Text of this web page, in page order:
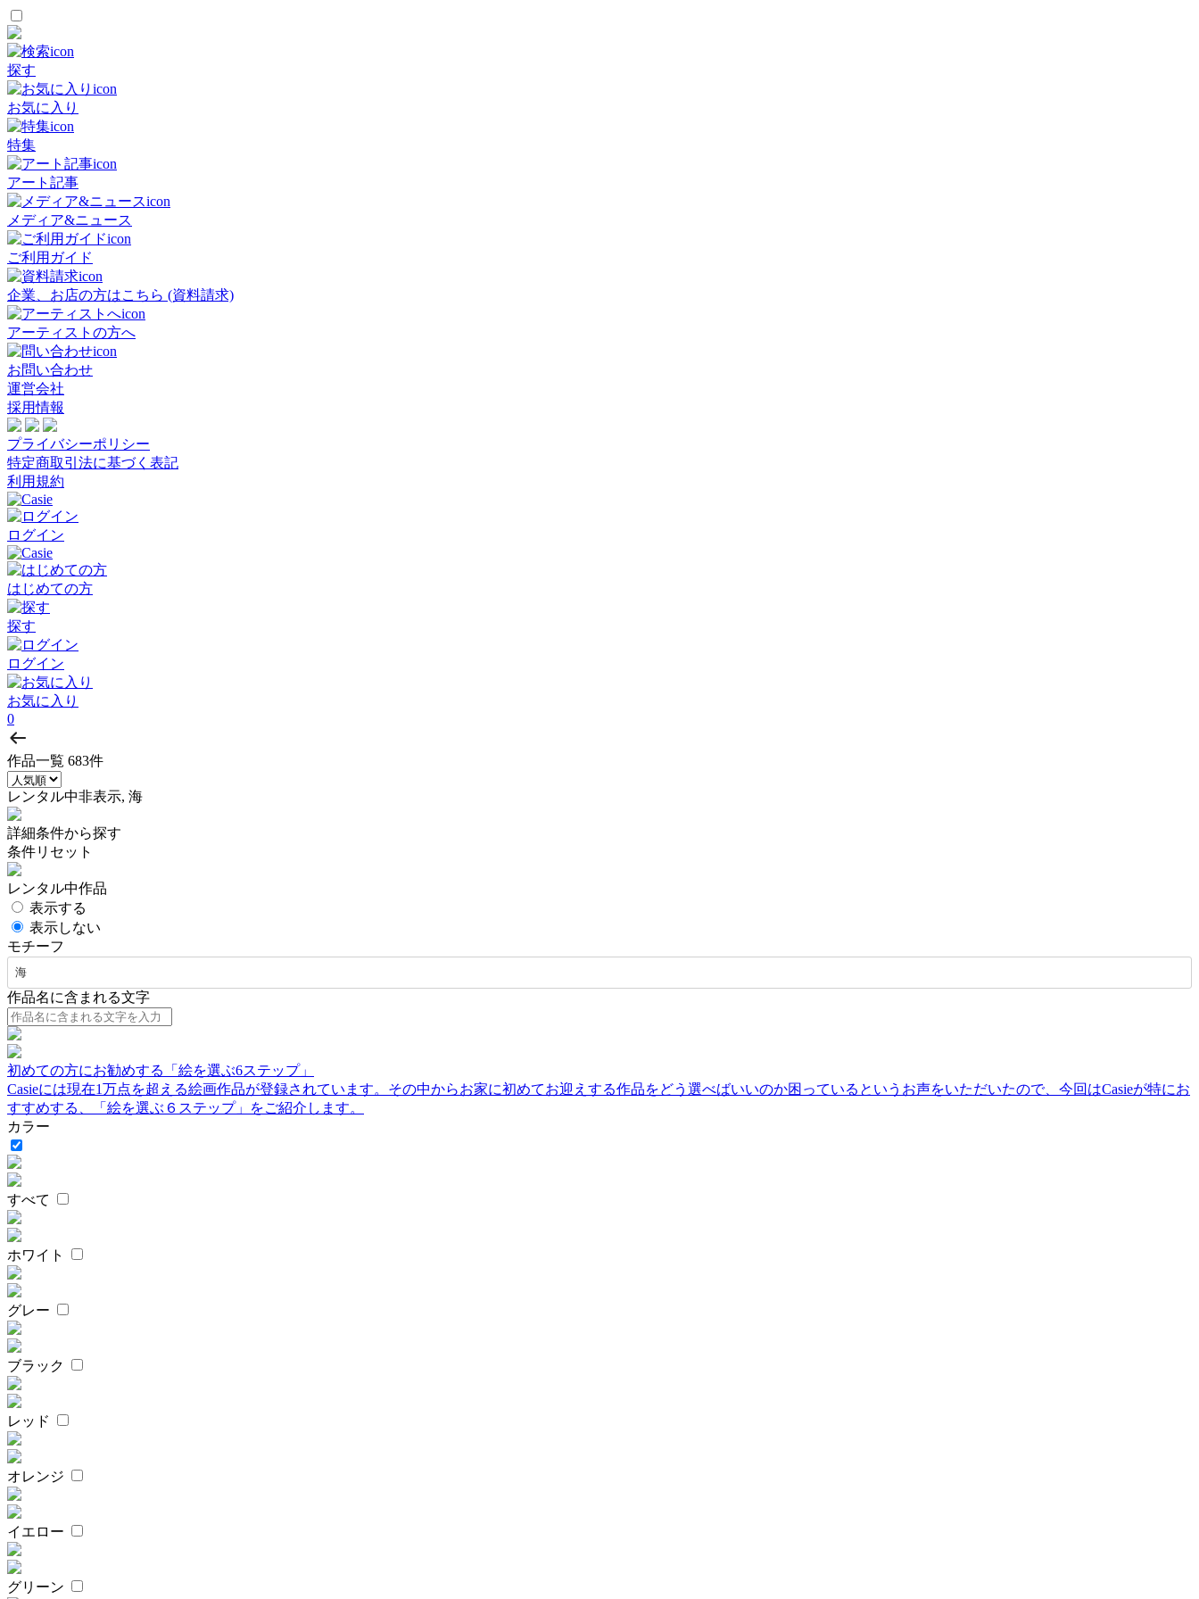
探す
お気に入り
特集
アート記事
メディア&ニュース
ご利用ガイド
企業、お店の方はこちら (資料請求)
アーティストの方へ
お問い合わせ
運営会社
採用情報
プライバシーポリシー
特定商取引法に基づく表記
利用規約
ログイン
はじめての方
探す
ログイン
お気に入り
0
作品一覧 683件
レンタル中非表示, 海
詳細条件から探す
条件リセット
レンタル中作品
表示する
表示しない
モチーフ
海
作品名に含まれる文字
初めての方にお勧めする「絵を選ぶ6ステップ」
Casieには現在1万点を超える絵画作品が登録されています。その中からお家に初めてお迎えする作品をどう選べばいいのか困っているというお声をいただいたので、今回はCasieが特にお
すすめする、「絵を選ぶ６ステップ」をご紹介します。
カラー
すべて
ホワイト
グレー
ブラック
レッド
オレンジ
イエロー
グリーン